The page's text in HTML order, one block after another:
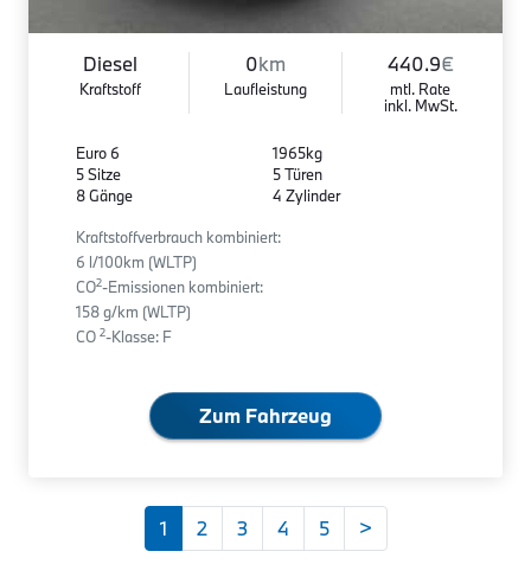
Diesel
Kraftstoff
0km
Laufleistung
440.9€
mtl. Rate
inkl. MwSt.
Euro 6
5 Sitze
8 Gänge
1965kg
5 Türen
4 Zylinder
Kraftstoffverbrauch kombiniert:
6 l/100km (WLTP)
CO2-Emissionen kombiniert:
158 g/km (WLTP)
CO 2-Klasse: F
Zum Fahrzeug
1 2 3 4 5 >